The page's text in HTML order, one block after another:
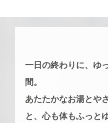
一日の終わりに、ゆ
間。
あたたかなお湯とや
と、心も体もふっと